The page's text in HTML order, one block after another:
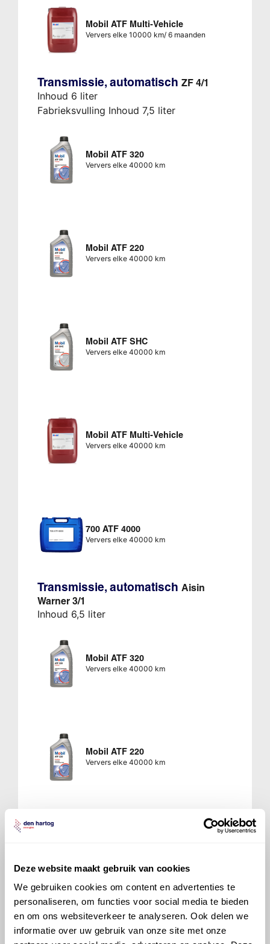
Deze website maakt gebruik van cookies
We gebruiken cookies om content en advertenties te
personaliseren, om functies voor social media te bieden
en om ons websiteverkeer te analyseren. Ook delen we
informatie over uw gebruik van onze site met onze
Mobil ATF Multi-Vehicle
Ververs elke 10000 km/ 6 maanden
Transmissie, automatisch ZF 4/1
Inhoud 6 liter
Fabrieksvulling Inhoud 7,5 liter
Mobil ATF 320
Ververs elke 40000 km
Mobil ATF 220
Ververs elke 40000 km
Mobil ATF SHC
Ververs elke 40000 km
Mobil ATF Multi-Vehicle
Ververs elke 40000 km
700 ATF 4000
Ververs elke 40000 km
Transmissie, automatisch Aisin
Warner 3/1
Inhoud 6,5 liter
Mobil ATF 320
Ververs elke 40000 km
Mobil ATF 220
Ververs elke 40000 km
Mobil ATF Multi-Vehicle